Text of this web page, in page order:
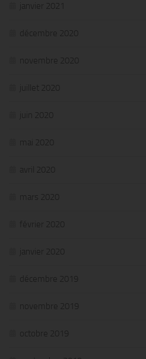
janvier 2021
décembre 2020
novembre 2020
juillet 2020
juin 2020
mai 2020
avril 2020
mars 2020
février 2020
janvier 2020
décembre 2019
novembre 2019
octobre 2019